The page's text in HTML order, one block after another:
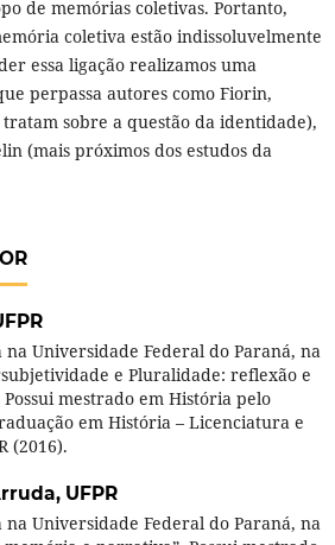
de memórias coletivas. Portanto,
coletiva estão indissoluvelmente
essa ligação realizamos uma
perpassa autores como Fiorin,
sobre a questão da identidade),
(mais próximos dos estudos da
Universidade Federal do Paraná, na
e Pluralidade: reflexão e
mestrado em História pelo
em História – Licenciatura e
(2016).
UFPR
Universidade Federal do Paraná, na